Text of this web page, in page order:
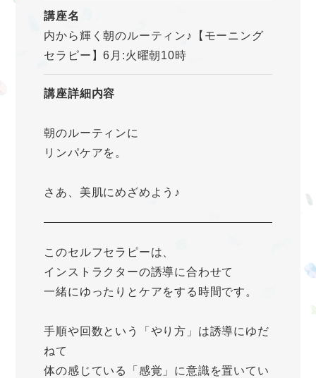
講座名
内から輝く朝のルーティン♪【モーニング
セラピー】6月:火曜朝10時
講座詳細内容
朝のルーティンに
リンパケアを。
さあ、美肌にめざめよう♪
このセルフセラピーは、
インストラクターの誘導に合わせて
一緒にゆったりとケアをする時間です。
手順や回数という「やり方」は誘導にゆだ
ねて
体の感じている「感覚」に意識を置いてい